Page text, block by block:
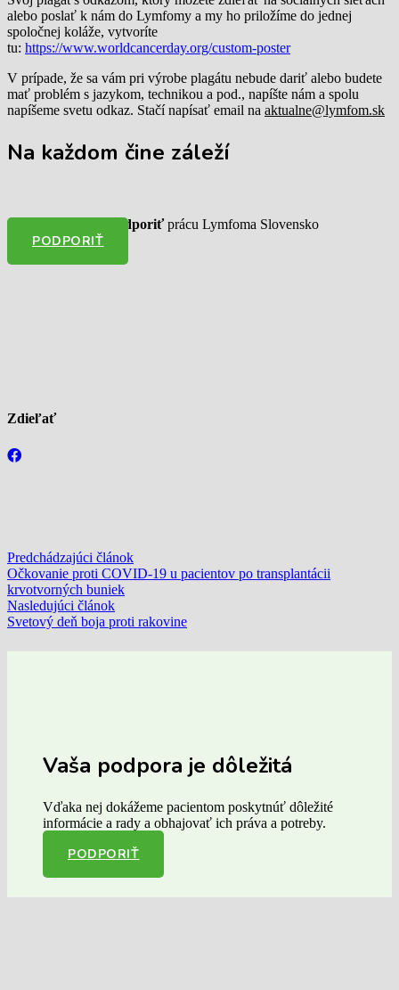
alebo poslať k nám do Lymfomy a my ho priložíme do jednej
spoločnej koláže, vytvoríte
tu: https://www.worldcancerday.org/custom-poster
V prípade, že sa vám pri výrobe plagátu nebude dariť alebo budete
mať problém s jazykom, technikou a pod., napíšte nám a spolu
napíšeme svetu odkaz. Stačí napísať email na aktualne@lymfom.sk
Na každom čine záleží
Chcem finančne podporiť prácu Lymfoma Slovensko
PODPORIŤ
Zdieľať
Predchádzajúci článok
Očkovanie proti COVID-19 u pacientov po transplantácii
krvotvorných buniek
Nasledujúci článok
Svetový deň boja proti rakovine
Vaša podpora je dôležitá
Vďaka nej dokážeme pacientom poskytnúť dôležité
informácie a rady a obhajovať ich práva a potreby.
PODPORIŤ